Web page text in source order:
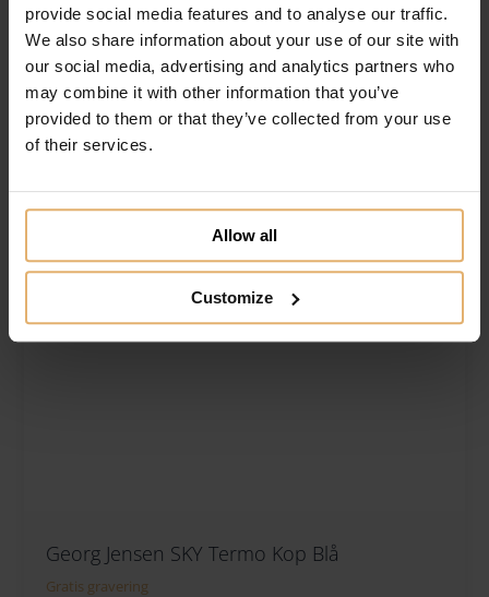
provide social media features and to analyse our traffic.
We also share information about your use of our site with
our social media, advertising and analytics partners who
may combine it with other information that you’ve
provided to them or that they’ve collected from your use
of their services.
Allow all
Customize
Gratis gravering
259.00DKK Køb nu
Tilføj til ønskeliste
Georg Jensen SKY Termo Kop Blå
Gratis gravering